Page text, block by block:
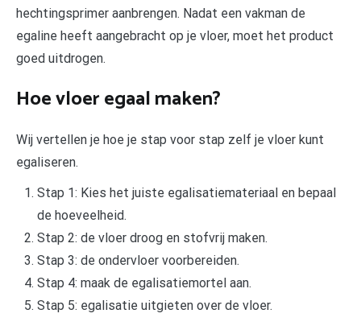
hechtingsprimer aanbrengen. Nadat een vakman de
egaline heeft aangebracht op je vloer, moet het product
goed uitdrogen.
Hoe vloer egaal maken?
Wij vertellen je hoe je stap voor stap zelf je vloer kunt
egaliseren.
Stap 1: Kies het juiste egalisatiemateriaal en bepaal
de hoeveelheid.
Stap 2: de vloer droog en stofvrij maken.
Stap 3: de ondervloer voorbereiden.
Stap 4: maak de egalisatiemortel aan.
Stap 5: egalisatie uitgieten over de vloer.